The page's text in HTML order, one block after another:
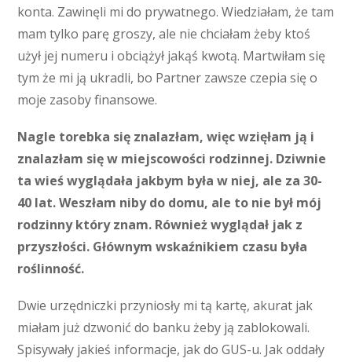
konta. Zawinęli mi do prywatnego. Wiedziałam, że tam
mam tylko parę groszy, ale nie chciałam żeby ktoś
użył jej numeru i obciążył jakąś kwotą. Martwiłam się
tym że mi ją ukradli, bo Partner zawsze czepia się o
moje zasoby finansowe.
Nagle torebka się znalazłam, więc wzięłam ją i
znalazłam się w miejscowości rodzinnej. Dziwnie
ta wieś wyglądała jakbym była w niej, ale za 30-
40 lat. Weszłam niby do domu, ale to nie był mój
rodzinny który znam. Również wyglądał jak z
przyszłości. Głównym wskaźnikiem czasu była
roślinność.
Dwie urzędniczki przyniosły mi tą kartę, akurat jak
miałam już dzwonić do banku żeby ją zablokowali.
Spisywały jakieś informacje, jak do GUS-u. Jak oddały